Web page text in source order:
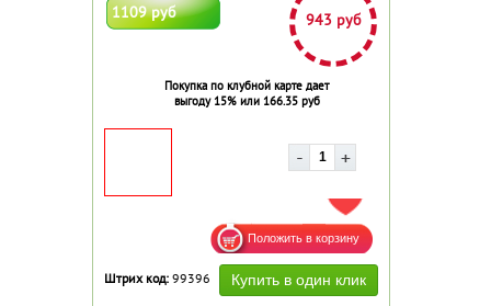
1109 руб 943 руб
Покупка по клубной карте дает
выгоду 15% или 166.35 руб
ДОБАВИТЬ В ИЗБРАННОЕ
Штрих код: 99396